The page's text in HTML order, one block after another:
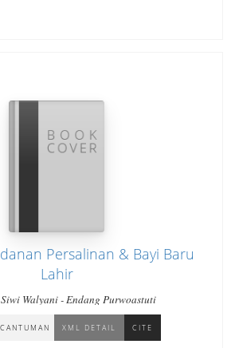
Persalinan & Bayi Baru
Lahir
Walyani - Endang Purwoastuti
XML DETAIL CITE